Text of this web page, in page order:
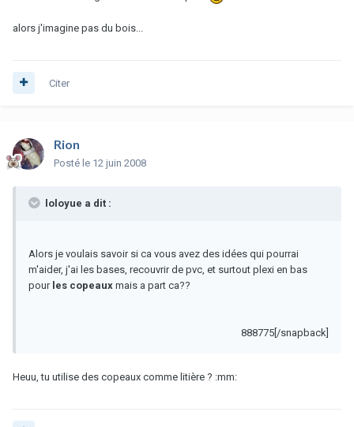
alors j'imagine pas du bois...
Citer
Rion
Posté le 12 juin 2008
loloyue a dit :
Alors je voulais savoir si ca vous avez des idées qui pourrai
m'aider, j'ai les bases, recouvrir de pvc, et surtout plexi en bas
pour les copeaux mais a part ca??
888775[/snapback]
Heuu, tu utilise des copeaux comme litière ? :mm: